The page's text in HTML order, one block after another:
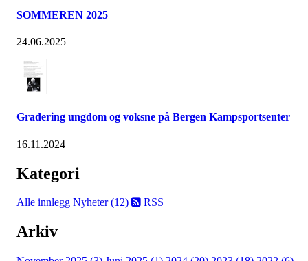
SOMMEREN 2025
24.06.2025
Gradering ungdom og voksne på Bergen Kampsportsenter
16.11.2024
Kategori
Alle innlegg Nyheter (12) RSS
Arkiv